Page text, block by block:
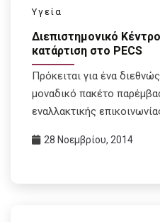
Υγεία
Διεπιστημονικό
κατάρτιση στο PECS
Πρόκειται για ένα
μοναδικό πακέτο
εναλλακτικής
28 Νοεμβρίου, 2014